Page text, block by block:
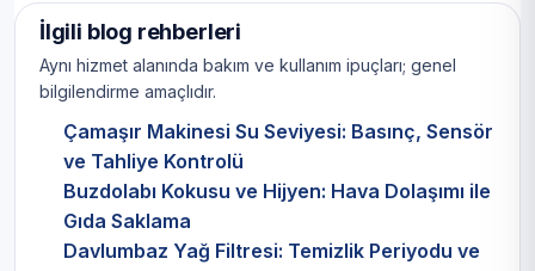
İlgili blog rehberleri
Aynı hizmet alanında bakım ve kullanım ipuçları; genel
bilgilendirme amaçlıdır.
Çamaşır Makinesi Su Seviyesi: Basınç, Sensör
ve Tahliye Kontrolü
Buzdolabı Kokusu ve Hijyen: Hava Dolaşımı ile
Gıda Saklama
Davlumbaz Yağ Filtresi: Temizlik Periyodu ve